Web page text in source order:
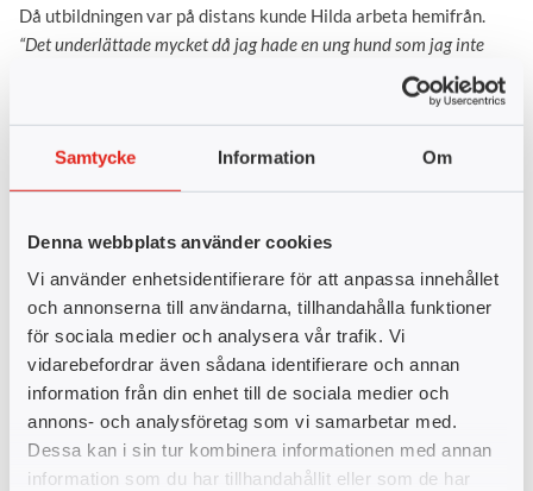
Samtycke Information Om
Denna webbplats använder cookies
Vi använder enhetsidentifierare för att anpassa innehållet
och annonserna till användarna, tillhandahålla funktioner
för sociala medier och analysera vår trafik. Vi
vidarebefordrar även sådana identifierare och annan
information från din enhet till de sociala medier och
annons- och analysföretag som vi samarbetar med.
Dessa kan i sin tur kombinera informationen med annan
information som du har tillhandahållit eller som de har
Då utbildningen var på distans kunde Hilda arbeta hemifrån.
“Det underlättade mycket då jag hade en ung hund som jag inte
behövde lämna så mycket. Jag var orolig för att inte hitta rutiner
Även om Hilda pluggade på distans så betydde de fysiska
vare dem hittade jag trygghet när jag åkte till Stockholm för min
LinkedIn ledde till LIA
Det var via LinkedIn hon hittade sin första LIA-plats (lärande i
arbete, praktik) och vägen dit krävde mod och beslutsamhet.
”Jag har ägnat mycket tid på att utveckla mitt nätverk på LinkedIn
och lagt till personer som är intressanta för min karriär. När
Wilhelm från Gamifiera föreläste för oss letade jag upp honom på